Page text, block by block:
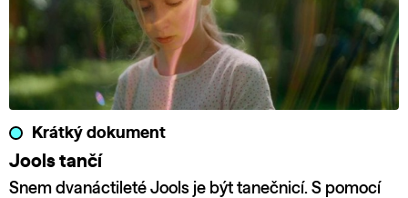
Krátký dokument
Jools tančí
Snem dvanáctileté Jools je být tanečnicí. S pomocí